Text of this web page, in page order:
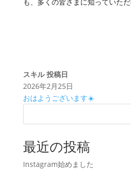
も、多くの皆さまに知っていた
スキル 投稿日
2026年2月25日
おはようございます☀️
最近の投稿
Instagram始めました